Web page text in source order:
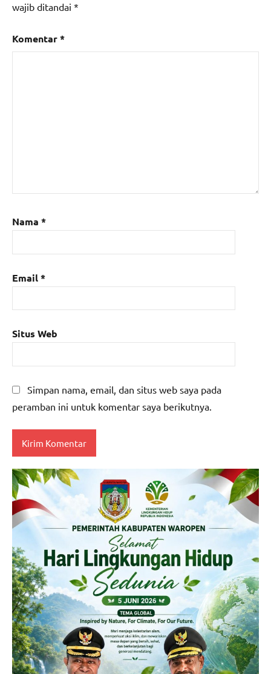
wajib ditandai *
Komentar*
Nama *
Email*
Situs Web
Simpan nama, email, dan situs web saya pada
peramban ini untuk komentar saya berikutnya.